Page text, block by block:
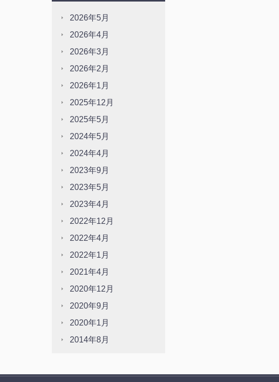
2026年5月
2026年4月
2026年3月
2026年2月
2026年1月
2025年12月
2025年5月
2024年5月
2024年4月
2023年9月
2023年5月
2023年4月
2022年12月
2022年4月
2022年1月
2021年4月
2020年12月
2020年9月
2020年1月
2014年8月